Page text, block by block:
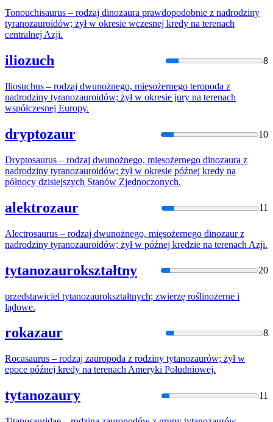
Tonouchisaurus – rodzaj dinozaura prawdopodobnie z nadrodziny
tyranozauroidów; żył w okresie wczesnej kredy na terenach
centralnej Azji.
iliozuch 8
Iliosuchus – rodzaj dwunożnego, mięsożernego teropoda z
nadrodziny tyranozauroidów; żył w okresie jury na terenach
współczesnej Europy.
dryptozaur 10
Dryptosaurus – rodzaj dwunożnego, mięsożernego dinozaura z
nadrodziny tyranozauroidów; żył w okresie późnej kredy na
północy dzisiejszych Stanów Zjednoczonych.
alektrozaur 11
Alectrosaurus – rodzaj dwunożnego, mięsożernego dinozaur z
nadrodziny tyranozauroidów; żył w późnej kredzie na terenach Azji.
tytanozaurokształtny 20
przedstawiciel tytanozaurokształtnych; zwierzę roślinożerne i
lądowe.
rokazaur 8
Rocasaurus – rodzaj zauropoda z rodziny tytanozaurów; żył w
epoce późnej kredy na terenach Ameryki Południowej.
tytanozaury 11